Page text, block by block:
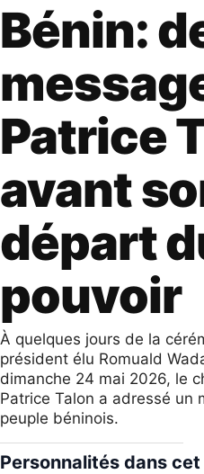
Bénin:
Patrice
avant
départ
pouvoir
À quelques jours de la
président élu Romuald
dimanche 24 mai 2026, le
Patrice Talon a adressé un
peuple béninois.
Personnalités dans